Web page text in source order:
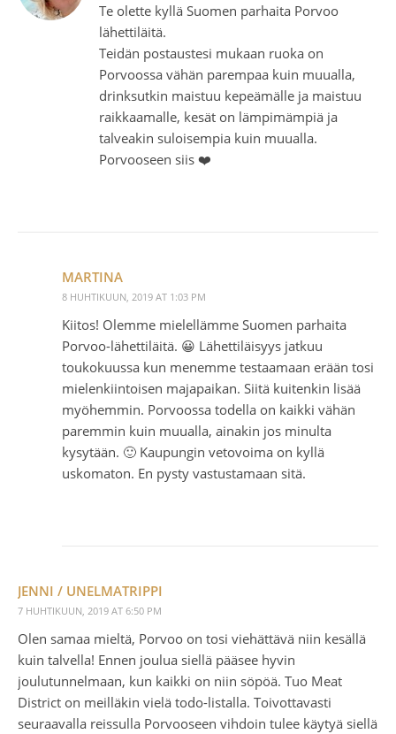
Te olette kyllä Suomen parhaita Porvoo
lähettiläitä.
Teidän postaustesi mukaan ruoka on
Porvoossa vähän parempaa kuin muualla,
drinksutkin maistuu kepeämälle ja maistuu
raikkaamalle, kesät on lämpimämpiä ja
talveakin suloisempia kuin muualla.
Porvooseen siis ❤️
MARTINA
8 HUHTIKUUN, 2019 AT 1:03 PM
Kiitos! Olemme mielellämme Suomen parhaita
Porvoo-lähettiläitä. 😀 Lähettiläisyys jatkuu
toukokuussa kun menemme testaamaan erään tosi
mielenkiintoisen majapaikan. Siitä kuitenkin lisää
myöhemmin. Porvoossa todella on kaikki vähän
paremmin kuin muualla, ainakin jos minulta
kysytään. 🙂 Kaupungin vetovoima on kyllä
uskomaton. En pysty vastustamaan sitä.
JENNI / UNELMATRIPPI
7 HUHTIKUUN, 2019 AT 6:50 PM
Olen samaa mieltä, Porvoo on tosi viehättävä niin kesällä
kuin talvella! Ennen joulua siellä pääsee hyvin
joulutunnelmaan, kun kaikki on niin söpöä. Tuo Meat
District on meilläkin vielä todo-listalla. Toivottavasti
seuraavalla reissulla Porvooseen vihdoin tulee käytyä siellä